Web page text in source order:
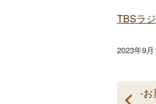
TBSラ
2023年9月
-お